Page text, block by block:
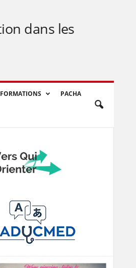
dans les
FORMATIONS PACHA